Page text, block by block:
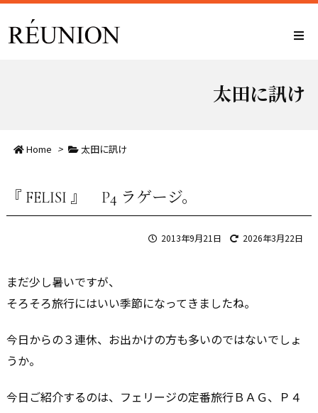
太田に訊け
Home > 太田に訊け
『 FELISI 』 P4 ラゲージ。
2013年9月21日 2026年3月22日
まだ少し暑いですが、
そろそろ旅行にはいい季節になってきましたね。
今日からの３連休、お出かけの方も多いのではないでしょ
うか。
今日ご紹介するのは、フェリージの定番旅行ＢＡＧ、Ｐ４